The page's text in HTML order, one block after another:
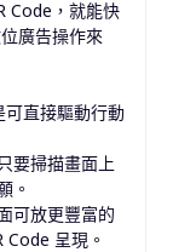
Code，就能快
廣告操作來
直接驅動行動
要掃描畫面上
。
可放更豐富的
呈現。